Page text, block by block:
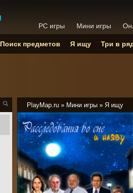
PlayMap.ru » Мини игры » Я ищу
PC игры Мини игры
Поиск предметов Я ищу Три в